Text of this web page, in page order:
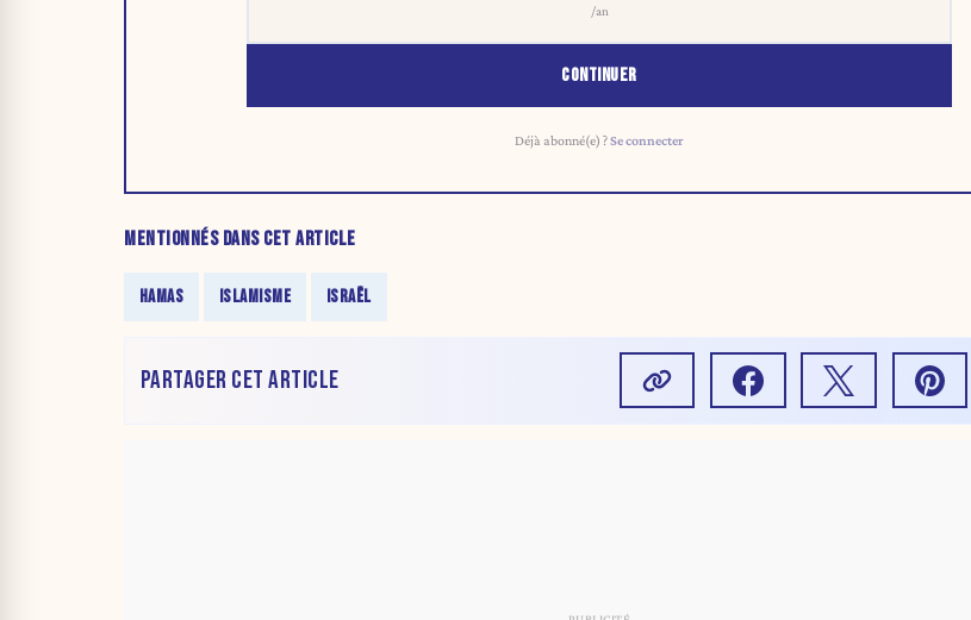
/an
CONTINUER
Déjà abonné(e) ?Se connecter
MENTIONNÉS DANS CET ARTICLE
HAMAS ISLAMISME ISRAËL
PARTAGER CET ARTICLE